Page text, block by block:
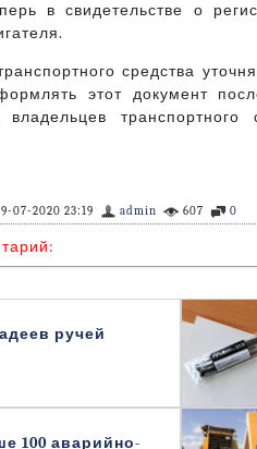
в свидетельстве о
средства
этот документ
владельцев
0
607
admin
07-2020 23:19
ручей
100 аварийно-